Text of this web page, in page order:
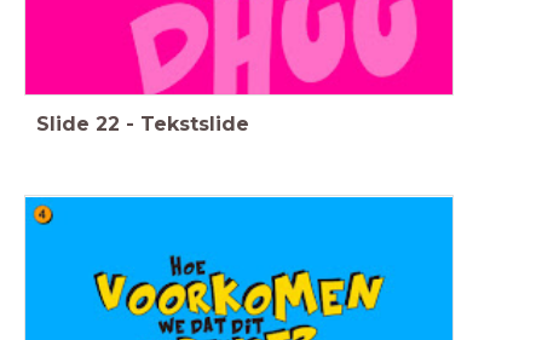
Slide 22 - Tekstslide